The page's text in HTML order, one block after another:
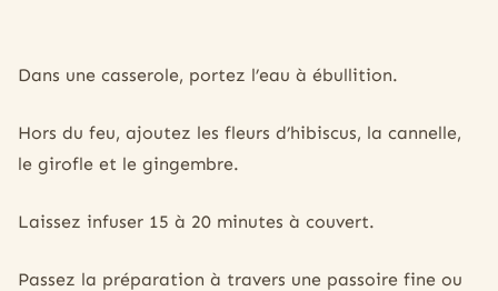
Dans une casserole, portez l’eau à ébullition.
Hors du feu, ajoutez les fleurs d’hibiscus, la cannelle,
le girofle et le gingembre.
Laissez infuser 15 à 20 minutes à couvert.
Passez la préparation à travers une passoire fine ou